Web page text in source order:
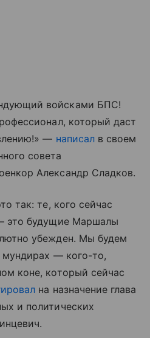
войсками БПС!
который даст
— написалв своем
совета
Александр Сладков.
так: те, кого сейчас
это будущие Маршалы
убежден. Мы будем
мундирах — кого-то,
коне, который сейчас
на назначение глава
и политических